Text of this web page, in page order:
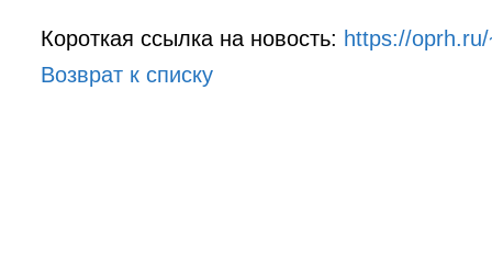
Короткая ссылка на новость: https://
Возврат к списку